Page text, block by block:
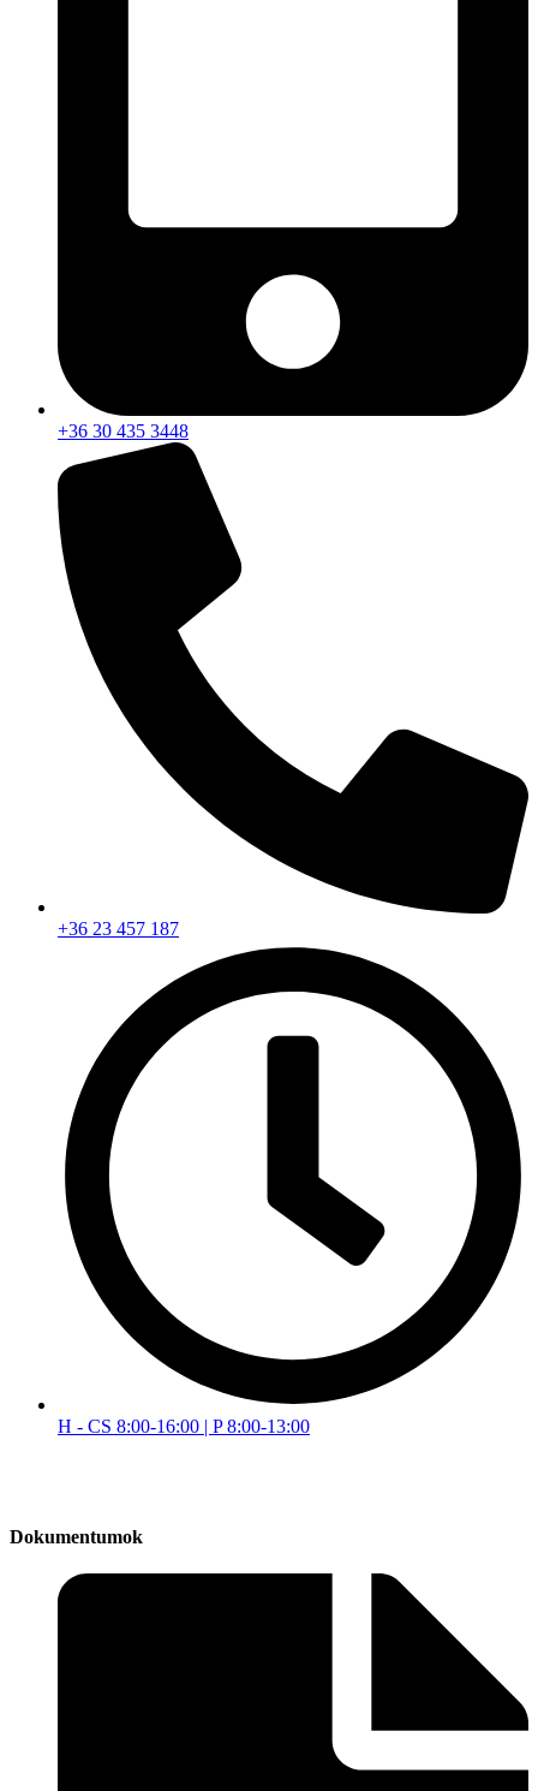
+36 30 435 3448
+36 23 457 187
H - CS 8:00-16:00 | P 8:00-13:00
Dokumentumok